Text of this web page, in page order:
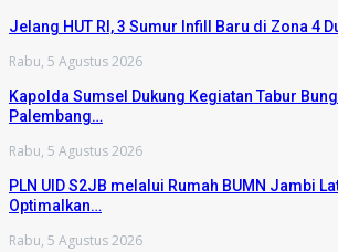
Jelang HUT RI, 3 Sumur Infill Baru di Zona 4
Rabu, 5 Agustus 2026
Kapolda Sumsel Dukung Kegiatan Tabur
Palembang…
Rabu, 5 Agustus 2026
PLN UID S2JB melalui Rumah BUMN Jambi
Optimalkan…
Rabu, 5 Agustus 2026